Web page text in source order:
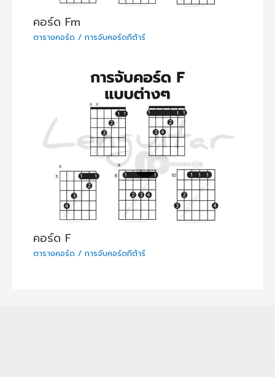
คอร์ด Fm
ตารางคอร์ด / การจับคอร์ดกีต้าร์
คอร์ด F
ตารางคอร์ด / การจับคอร์ดกีต้าร์